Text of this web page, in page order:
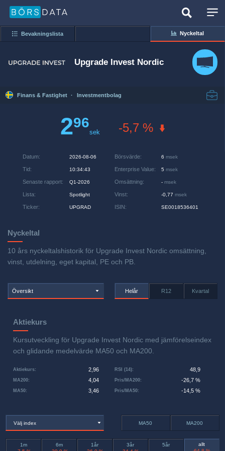
Bevakningslista Nyckeltal
Upgrade Invest Nordic
Finans & Fastighet · Investmentbolag
296
sek -5,7 %
Datum: 2026-08-06
Tid: 10:34:43
Senaste rapport: Q1-2026
Lista: Spotlight
Ticker: UPGRAD
Börsvärde: 6 msek
Enterprise Value: 5 msek
Omsättning: - msek
Vinst: -0,77 msek
ISIN: SE0018536401
Nyckeltal
10 års nyckeltalshistorik för Upgrade Invest Nordic omsättning,
vinst, utdelning, eget kapital, PE och PB.
Översikt Helår R12 Kvartal
Aktiekurs
Kursutveckling för Upgrade Invest Nordic med jämförelseindex
och glidande medelvärde MA50 och MA200.
Aktiekurs: 2,96
MA50: 3,46
MA200: 4,04 Pris/MA200: -26,7 %
RSI (14): 48,9
Pris/MA50: -14,5 %
Välj index MA50 MA200
1m
6m
1år
3år
5år
allt